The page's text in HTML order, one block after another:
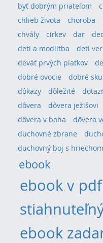
byť dobrým priateľom
chlieb života
choroba
chvály
cirkev dar
deti a modlitba
deti
deväť prvých piatkov
dobré ovocie
dobré
dôkazy
dôležité
dôvera
dôvera ježišovi
dôvera v boha
dôvera
duchovné zbrane
duchovný boj s hriechom
ebook
ebook v
ebook